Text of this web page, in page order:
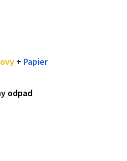
+ Papier
odpad